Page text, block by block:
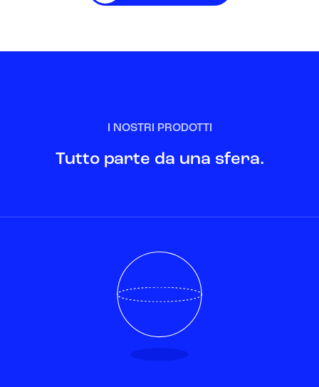
I NOSTRI PRODOTTI
Tutto parte da una sfera.